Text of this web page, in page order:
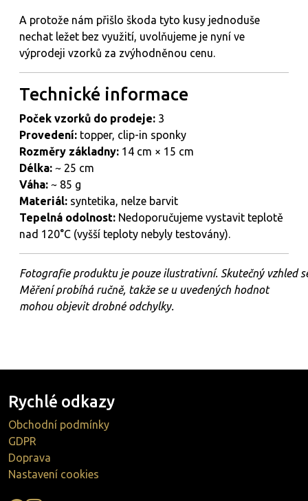
A protože nám přišlo škoda tyto kusy jednoduše
nechat ležet bez využití, uvolňujeme je nyní ve
výprodeji vzorků za zvýhodněnou cenu.
Technické informace
Poček vzorků do prodeje: 3
Provedení: topper, clip-in sponky
Rozměry základny: 14 cm × 15 cm
Délka: ~ 25 cm
Váha: ~ 85 g
Materiál: syntetika, nelze barvit
Tepelná odolnost: Nedoporučujeme vystavit teplotě
nad 120°C (vyšší teploty nebyly testovány).
Fotografie produktu je pouze ilustrativní. Skutečný vzhled
Měření probíhá ručně, takže se u uvedených hodnot
mohou objevit drobné odchylky.
Rychlé odkazy
Obchodní podmínky
GDPR
Doprava
Nastavení cookies